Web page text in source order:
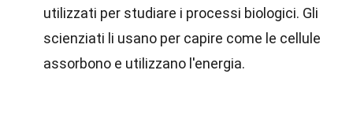
utilizzati per studiare i processi biologici. Gli
scienziati li usano per capire come le cellule
assorbono e utilizzano l'energia.